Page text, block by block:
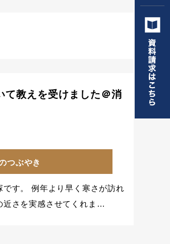
て教えを受けました＠消
つぶやき
です。 例年より早く寒さが訪れ
近さを実感させてくれま…